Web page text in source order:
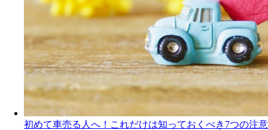
初めて車売る人へ！これだけは知っておくべき7つの注意